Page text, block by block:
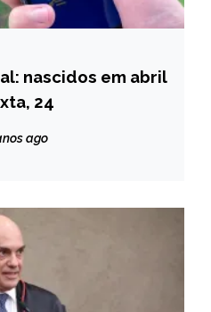
nascidos em abril
24
ago